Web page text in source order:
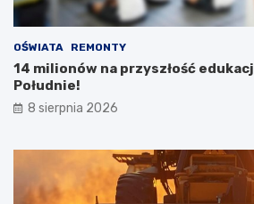
OŚWIATA REMONTY
14 milionów na przyszłość
Południe!
8 sierpnia 2026